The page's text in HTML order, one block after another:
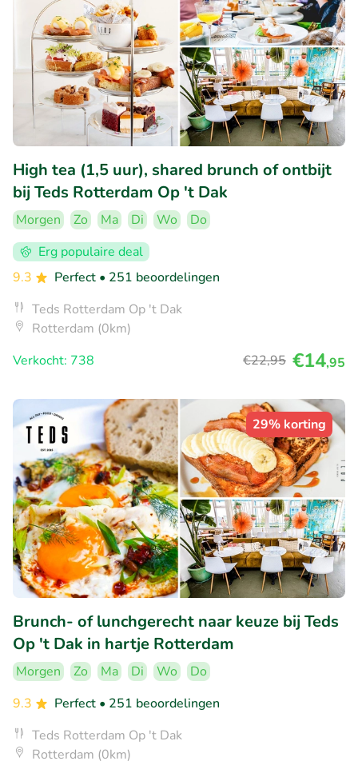
High tea (1,5 uur), shared brunch of ontbijt
bij Teds Rotterdam Op 't Dak
Morgen Zo Ma Di Wo
Do
Erg populaire deal
9.3
Perfect • 251 beoordelingen
Teds Rotterdam Op 't Dak
Rotterdam (0km)
Verkocht: 738
€22,95 €14,95
29% korting
Brunch- of lunchgerecht naar keuze bij Teds
Op 't Dak in hartje Rotterdam
Morgen Zo Ma Di Wo
Do
9.3
Perfect • 251 beoordelingen
Teds Rotterdam Op 't Dak
Rotterdam (0km)